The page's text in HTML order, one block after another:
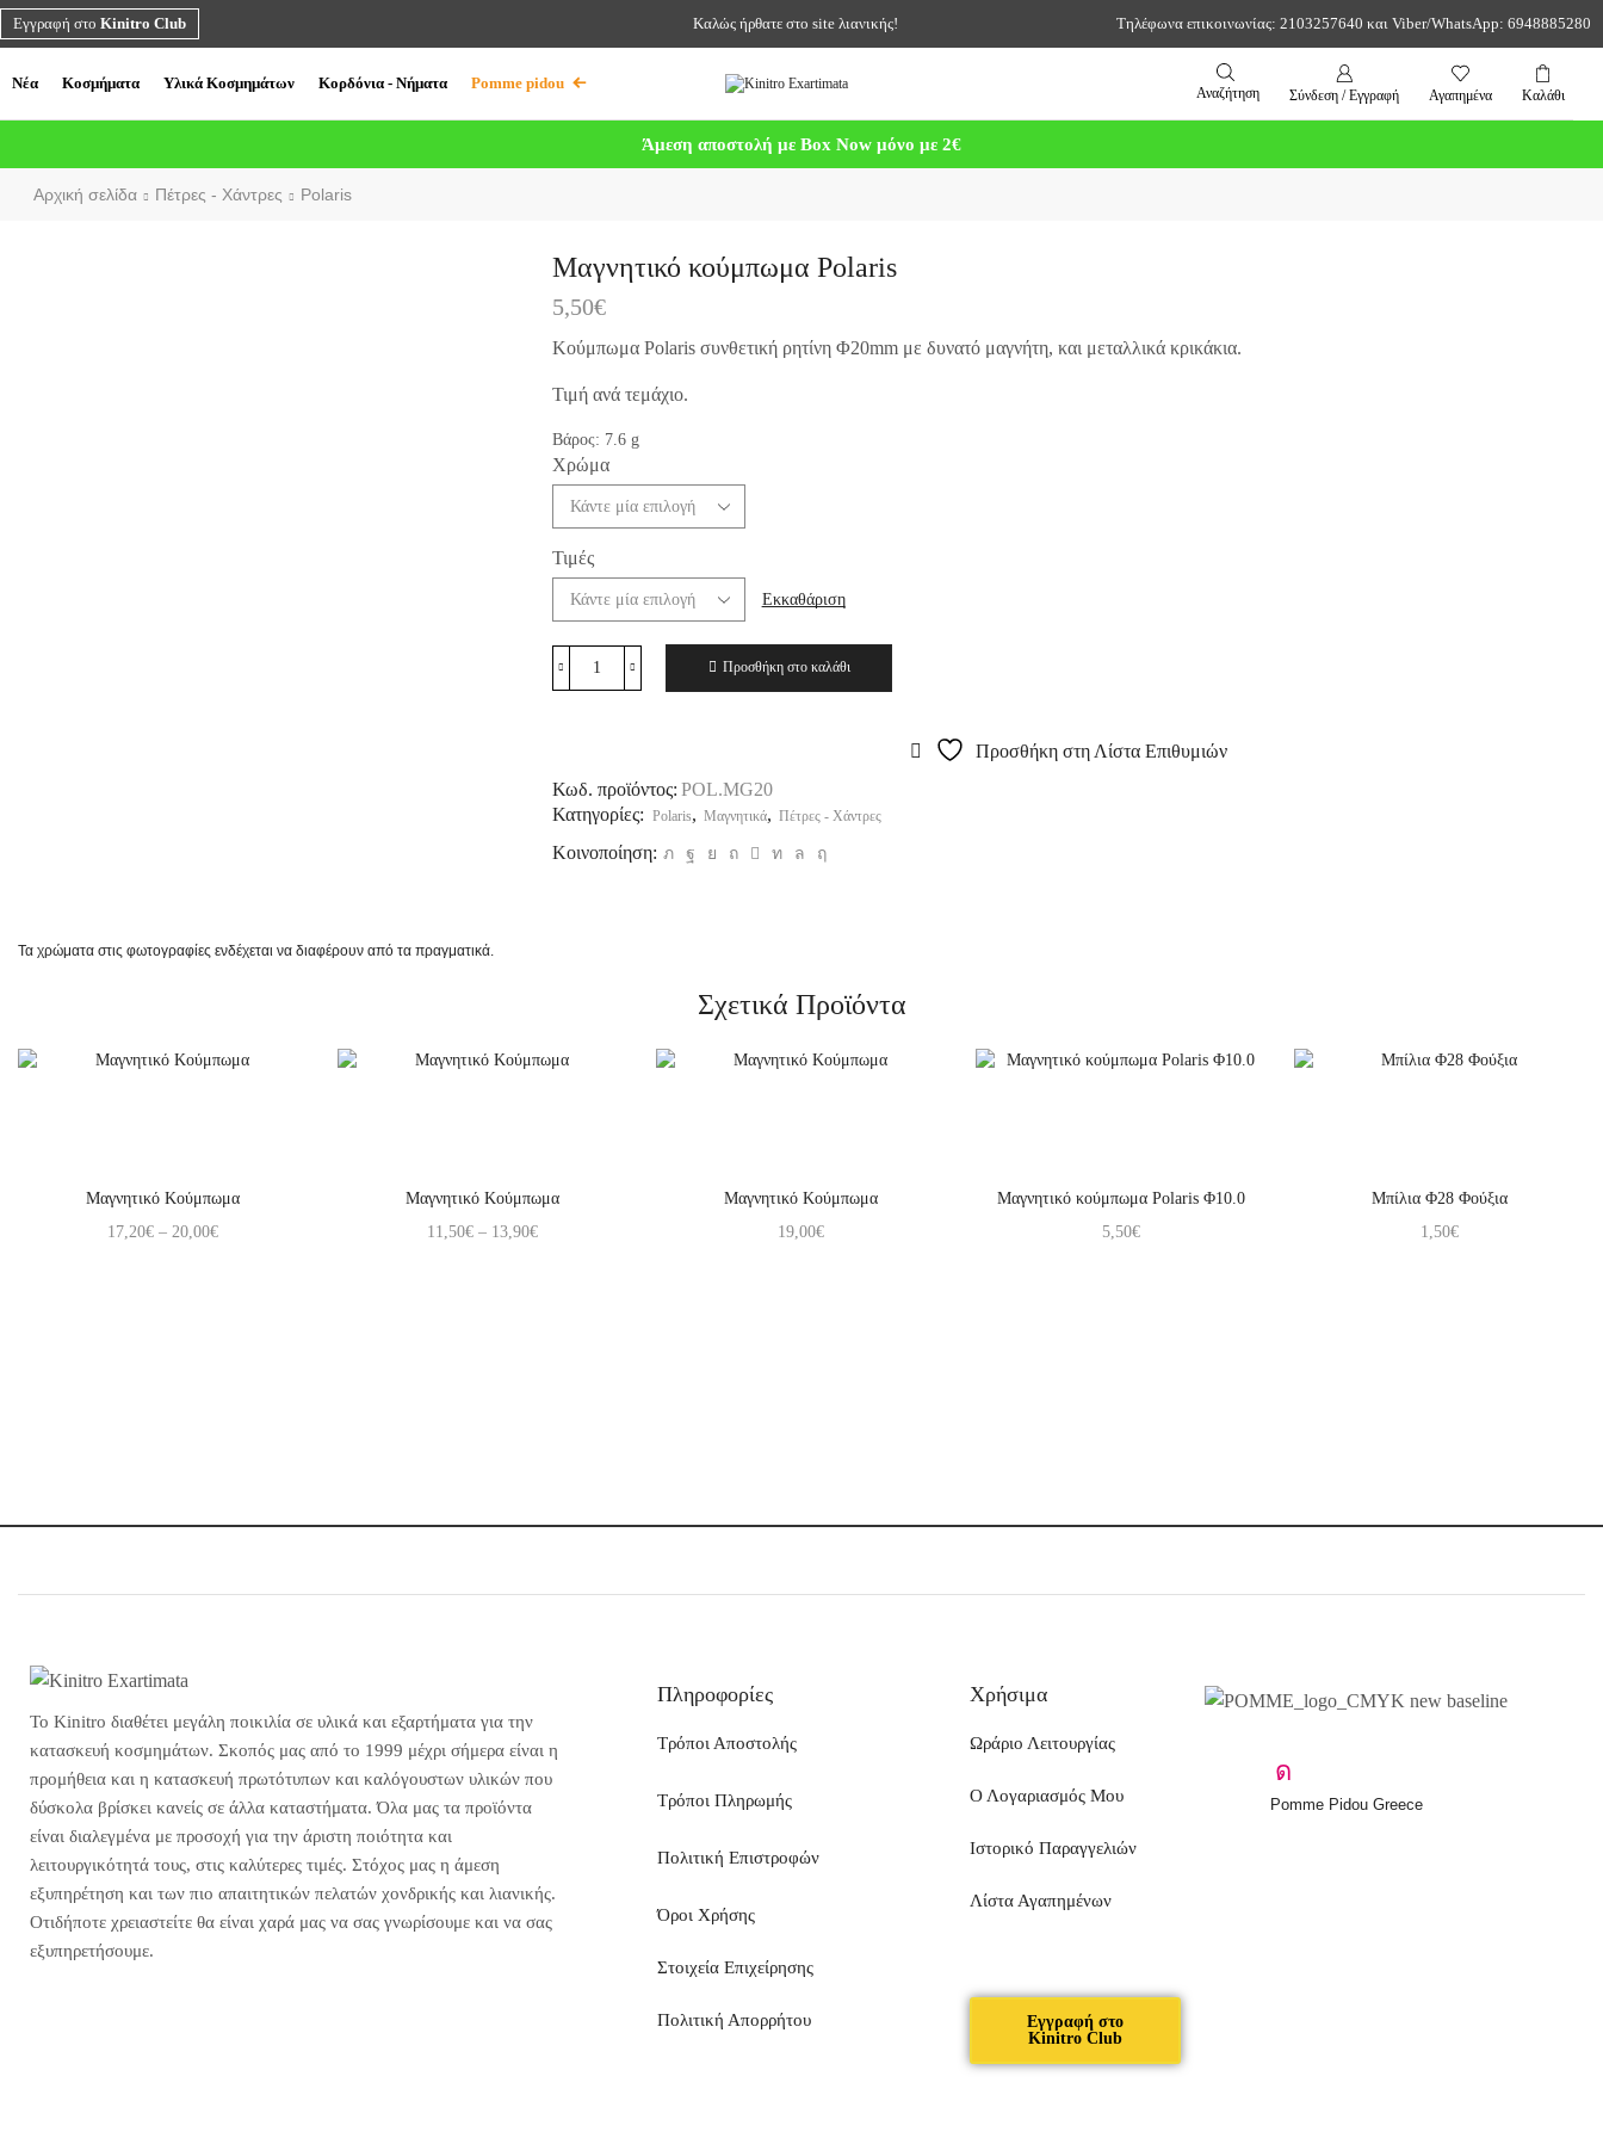
Εγγραφή στο Kinitro Club Καλώς ήρθατε στο site λιανικής! Τηλέφωνα επικοινωνίας: 2103257640 και Viber/WhatsApp: 6948885280
Νέα Κοσμήματα Υλικά Κοσμημάτων Κορδόνια - Νήματα Pomme pidou
Αναζήτηση Σύνδεση / Εγγραφή Αγαπημένα Καλάθι
Άμεση αποστολή με Box Now μόνο με 2€
Αρχική σελίδα Πέτρες - Χάντρες Polaris
Μαγνητικό κούμπωμα Polaris
5,50€
Κούμπωμα Polaris συνθετική ρητίνη Φ20mm με δυνατό μαγνήτη, και μεταλλικά κρικάκια.
Τιμή ανά τεμάχιο.
Βάρος: 7.6 g
Χρώμα
Τιμές
Εκκαθάριση
Προσθήκη στο καλάθι
Προσθήκη στη Λίστα Επιθυμιών
Κωδ. προϊόντος: POL.MG20
Κατηγορίες: Polaris, Μαγνητικά, Πέτρες - Χάντρες
Κοινοποίηση:
Τα χρώματα στις φωτογραφίες ενδέχεται να διαφέρουν από τα πραγματικά.
Σχετικά Προϊόντα
Μαγνητικό Κούμπωμα
17,20€ – 20,00€
Μαγνητικό Κούμπωμα
11,50€ – 13,90€
Μαγνητικό Κούμπωμα
19,00€
Μαγνητικό κούμπωμα Polaris Φ10.0
5,50€
Μπίλια Φ28 Φούξια
1,50€
Το Kinitro διαθέτει μεγάλη ποικιλία σε υλικά και εξαρτήματα για την
κατασκευή κοσμημάτων. Σκοπός μας από το 1999 μέχρι σήμερα είναι η
προμήθεια και η κατασκευή πρωτότυπων και καλόγουστων υλικών που
δύσκολα βρίσκει κανείς σε άλλα καταστήματα. Όλα μας τα προϊόντα
είναι διαλεγμένα με προσοχή για την άριστη ποιότητα και
λειτουργικότητά τους, στις καλύτερες τιμές. Στόχος μας η άμεση
εξυπηρέτηση και των πιο απαιτητικών πελατών χονδρικής και λιανικής.
Οτιδήποτε χρειαστείτε θα είναι χαρά μας να σας γνωρίσουμε και να σας
εξυπηρετήσουμε.
Πληροφορίες
Τρόποι Αποστολής
Τρόποι Πληρωμής
Πολιτική Επιστροφών
Όροι Χρήσης
Στοιχεία Επιχείρησης
Πολιτική Απορρήτου
Χρήσιμα
Ωράριο Λειτουργίας
Ο Λογαριασμός Μου
Ιστορικό Παραγγελιών
Λίστα Αγαπημένων
Εγγραφή στο
Kinitro Club
Pomme Pidou Greece